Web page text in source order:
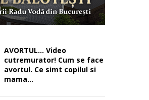
AVORTUL… Video
cutremurator! Cum se face
avortul. Ce simt copilul si
mama…